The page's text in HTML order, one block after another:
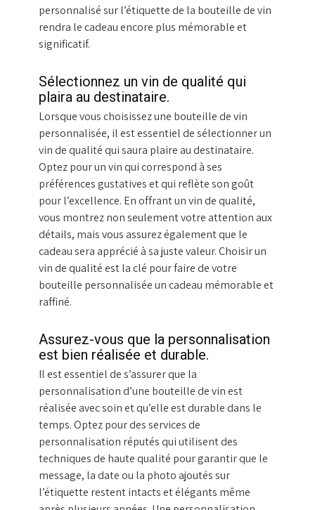
personnalisé sur l’étiquette de la bouteille de vin
rendra le cadeau encore plus mémorable et
significatif.
Sélectionnez un vin de qualité qui
plaira au destinataire.
Lorsque vous choisissez une bouteille de vin
personnalisée, il est essentiel de sélectionner un
vin de qualité qui saura plaire au destinataire.
Optez pour un vin qui correspond à ses
préférences gustatives et qui reflète son goût
pour l’excellence. En offrant un vin de qualité,
vous montrez non seulement votre attention aux
détails, mais vous assurez également que le
cadeau sera apprécié à sa juste valeur. Choisir un
vin de qualité est la clé pour faire de votre
bouteille personnalisée un cadeau mémorable et
raffiné.
Assurez-vous que la personnalisation
est bien réalisée et durable.
Il est essentiel de s’assurer que la
personnalisation d’une bouteille de vin est
réalisée avec soin et qu’elle est durable dans le
temps. Optez pour des services de
personnalisation réputés qui utilisent des
techniques de haute qualité pour garantir que le
message, la date ou la photo ajoutés sur
l’étiquette restent intacts et élégants même